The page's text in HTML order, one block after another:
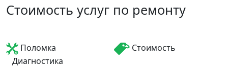
Стоимость услуг по ремонту
Поломка
Стоимость
Диагностика